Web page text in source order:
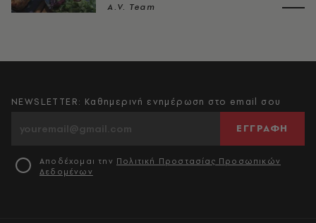
A.V. Team
NEWSLETTER: Καθημερινή ενημέρωση στο email σου
ΕΓΓΡΑΦΗ
Αποδέχομαι την Πολιτική Προστασίας Προσωπικών
Δεδομένων